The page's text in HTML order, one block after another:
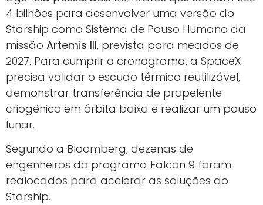
4 bilhões para desenvolver uma versão do
Starship como Sistema de Pouso Humano da
missão Artemis III, prevista para meados de
2027. Para cumprir o cronograma, a SpaceX
precisa validar o escudo térmico reutilizável,
demonstrar transferência de propelente
criogênico em órbita baixa e realizar um pouso
lunar.
Segundo a Bloomberg, dezenas de
engenheiros do programa Falcon 9 foram
realocados para acelerar as soluções do
Starship.